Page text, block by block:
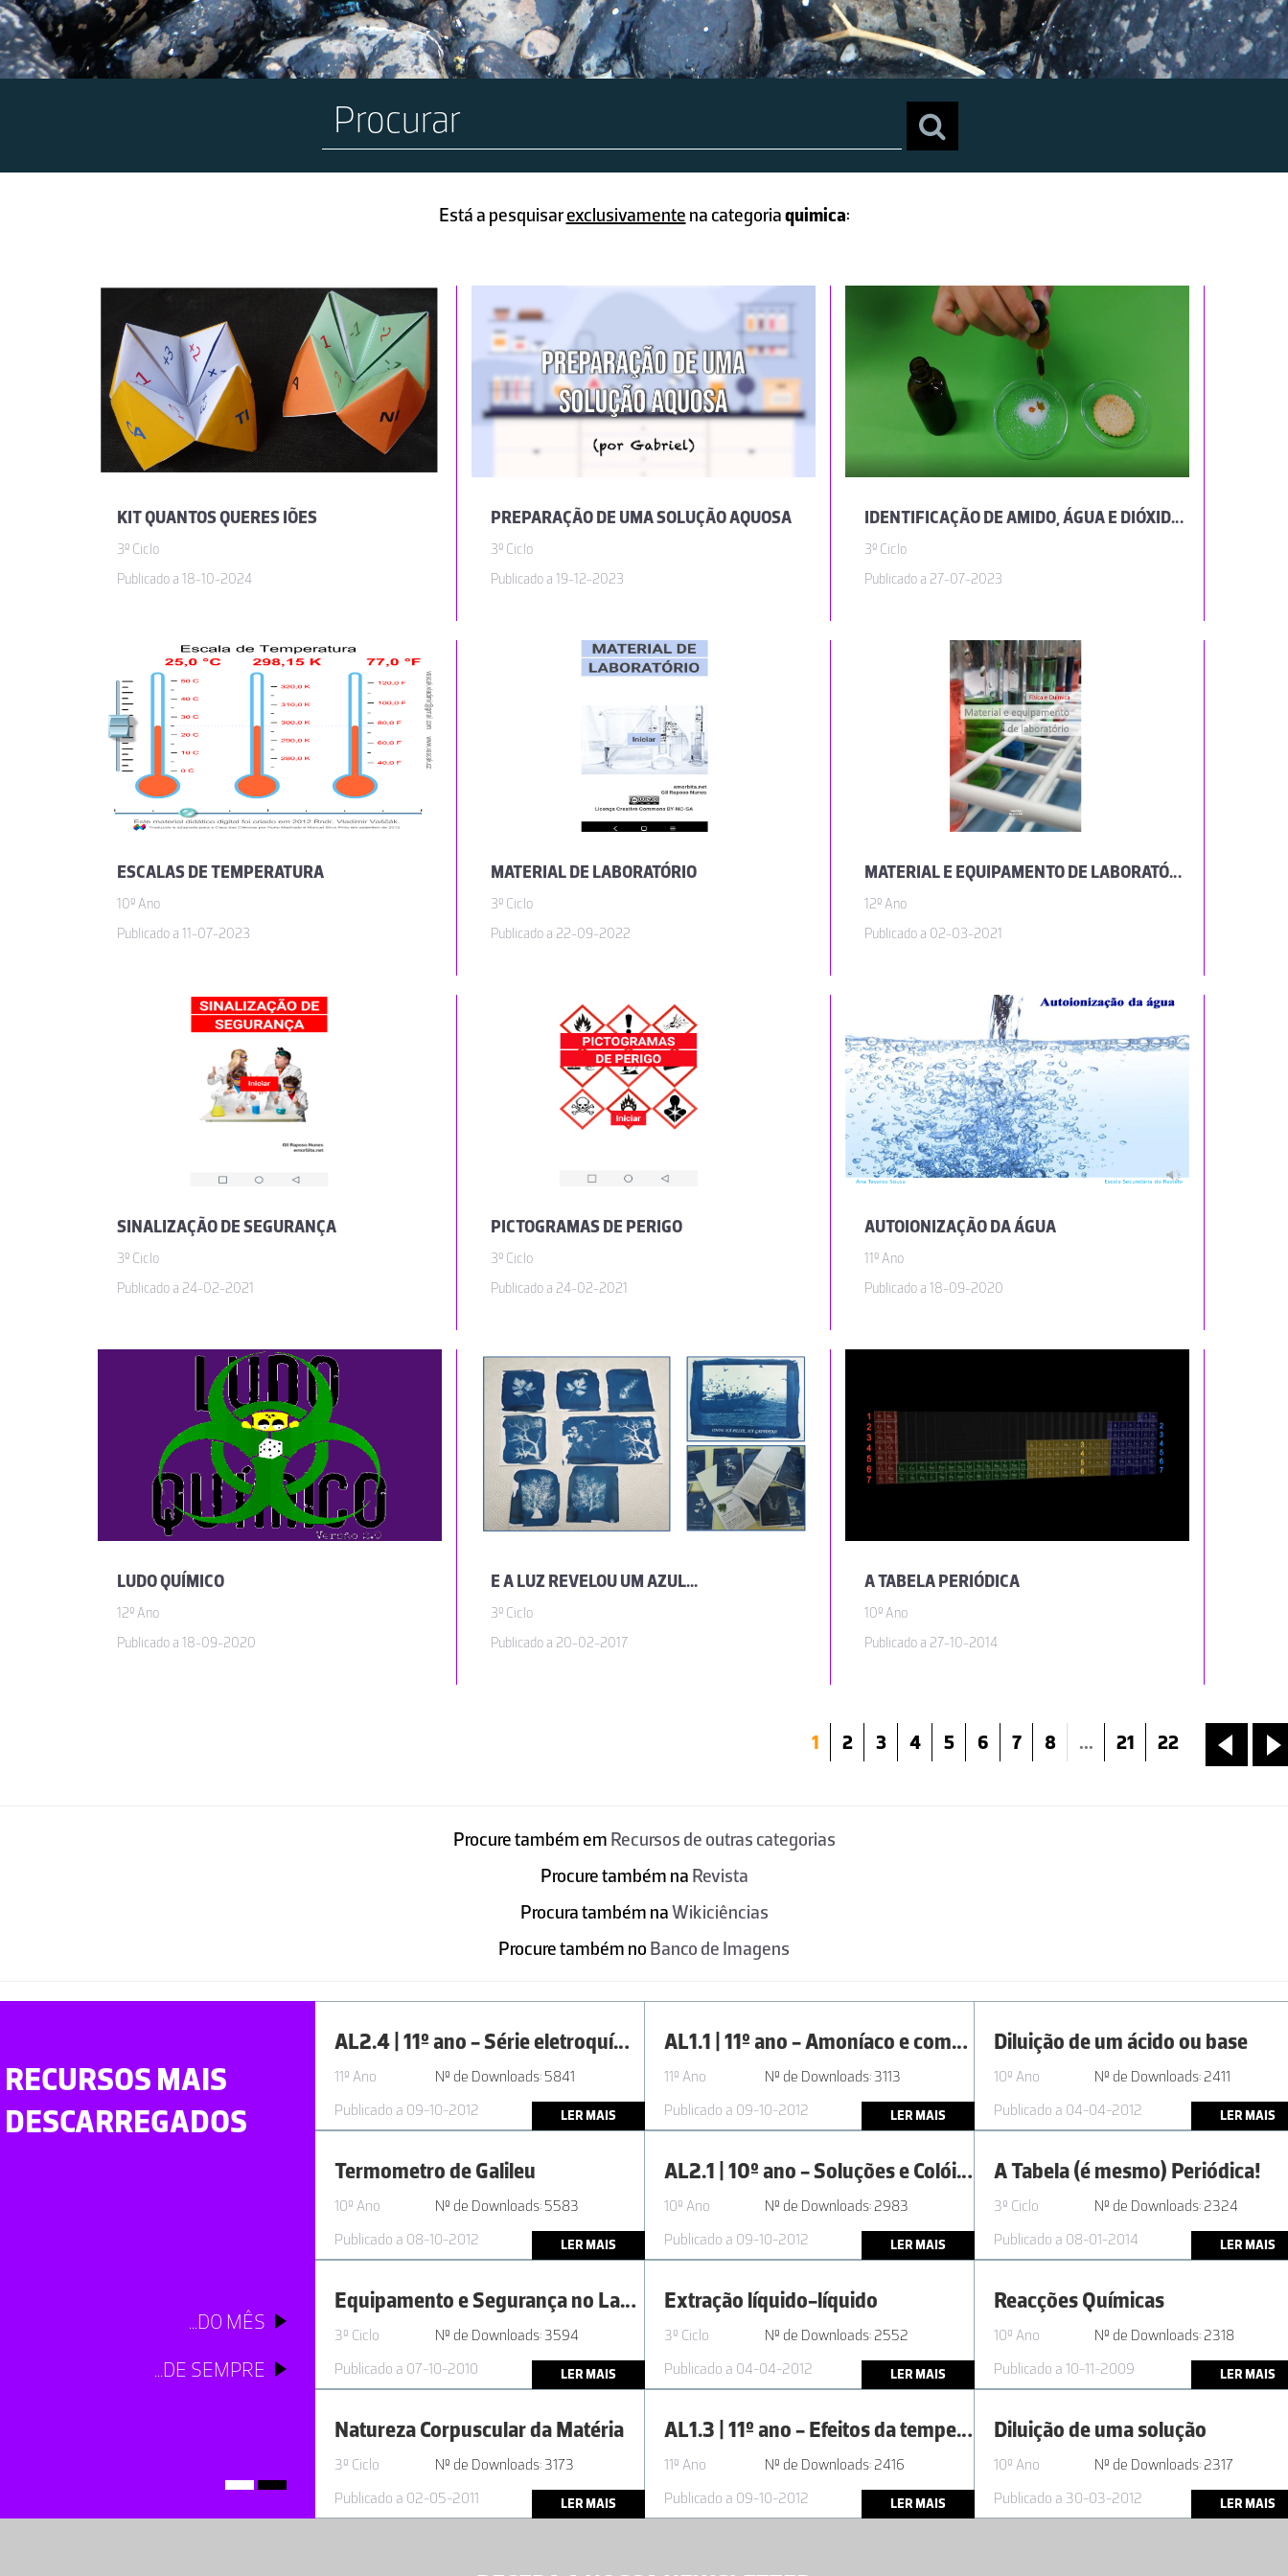
Está a pesquisarexclusivamente na categoriaquimica:
KIT QUANTOS QUERES IÕES
3º Ciclo
Publicado a 18-10-2024
PREPARAÇÃO DE UMA SOLUÇÃO AQUOSA
3º Ciclo
Publicado a 19-12-2023
IDENTIFICAÇÃO DE AMIDO, ÁGUA E DIÓXIDO DE CARBONO
3º Ciclo
Publicado a 27-07-2023
ESCALAS DE TEMPERATURA
10º Ano
Publicado a 11-07-2023
MATERIAL DE LABORATÓRIO
3º Ciclo
Publicado a 22-09-2022
MATERIAL E EQUIPAMENTO DE LABORATÓRIO
12º Ano
Publicado a 02-03-2021
SINALIZAÇÃO DE SEGURANÇA
3º Ciclo
Publicado a 24-02-2021
PICTOGRAMAS DE PERIGO
3º Ciclo
Publicado a 24-02-2021
AUTOIONIZAÇÃO DA ÁGUA
11º Ano
Publicado a 18-09-2020
LUDO QUÍMICO
12º Ano
Publicado a 18-09-2020
E A LUZ REVELOU UM AZUL...
3º Ciclo
Publicado a 20-02-2017
A TABELA PERIÓDICA
10º Ano
Publicado a 27-10-2014
«
1 2 3 4 5 6 7 8 ... 21 22 »
Procure também em Recursos de outras categorias
Procure também na Revista
Procura também naWikiciências
Procure também no Banco de Imagens
RECURSOS MAIS
DESCARREGADOS
...DO MÊS
...DE SEMPRE
AL2.4 | 11º ano - Série eletroquímica: o caso dos metais
11º Ano
Nº de Downloads: 5841
Publicado a 09-10-2012
LER MAIS
Termometro de Galileu
10º Ano
Nº de Downloads: 5583
Publicado a 08-10-2012
LER MAIS
Equipamento e Segurança no Laboratório
3º Ciclo
Nº de Downloads: 3594
Publicado a 07-10-2010
LER MAIS
Natureza Corpuscular da Matéria
3º Ciclo
Nº de Downloads: 3173
Publicado a 02-05-2011
LER MAIS
AL1.1 | 11º ano - Amoníaco e compostos de amónio em materiais do uso comum
11º Ano
Nº de Downloads: 3113
Publicado a 09-10-2012
LER MAIS
AL2.1 | 10º ano - Soluções e Colóides
10º Ano
Nº de Downloads: 2983
Publicado a 09-10-2012
LER MAIS
Extração líquido-líquido
3º Ciclo
Nº de Downloads: 2552
Publicado a 04-04-2012
LER MAIS
AL1.3 | 11º ano - Efeitos da temperatura e da concentração na progressão global de uma reação
11º Ano
Nº de Downloads: 2416
Publicado a 09-10-2012
LER MAIS
Diluição de um ácido ou base
10º Ano
Nº de Downloads: 2411
Publicado a 04-04-2012
LER MAIS
A Tabela (é mesmo) Periódica!
3º Ciclo
Nº de Downloads: 2324
Publicado a 08-01-2014
LER MAIS
Reacções Químicas
10º Ano
Nº de Downloads: 2318
Publicado a 10-11-2009
LER MAIS
Diluição de uma solução
10º Ano
Nº de Downloads: 2317
Publicado a 30-03-2012
LER MAIS